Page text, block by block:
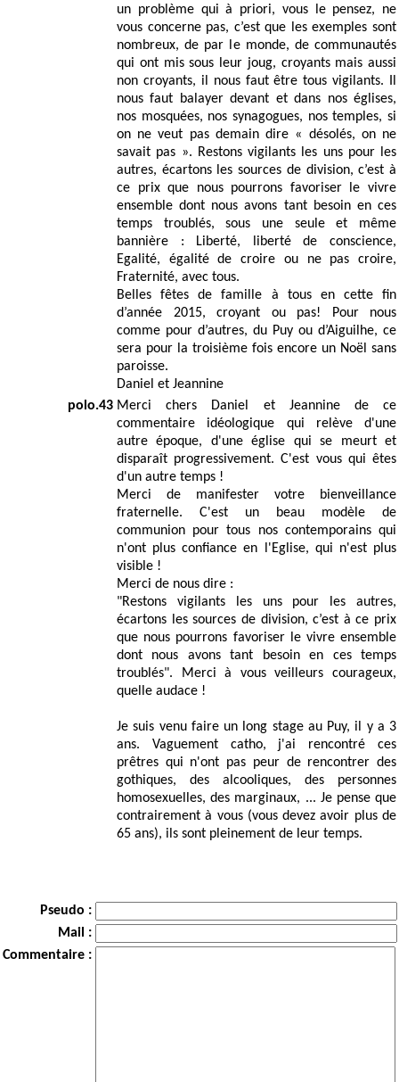
un problème qui à priori, vous le pensez, ne
vous concerne pas, c’est que les exemples sont
nombreux, de par le monde, de communautés
qui ont mis sous leur joug, croyants mais aussi
non croyants, il nous faut être tous vigilants. Il
nous faut balayer devant et dans nos églises,
nos mosquées, nos synagogues, nos temples, si
on ne veut pas demain dire « désolés, on ne
savait pas ». Restons vigilants les uns pour les
autres, écartons les sources de division, c’est à
ce prix que nous pourrons favoriser le vivre
ensemble dont nous avons tant besoin en ces
temps troublés, sous une seule et même
bannière : Liberté, liberté de conscience,
Egalité, égalité de croire ou ne pas croire,
Fraternité, avec tous.
Belles fêtes de famille à tous en cette fin
d’année 2015, croyant ou pas! Pour nous
comme pour d’autres, du Puy ou d’Aiguilhe, ce
sera pour la troisième fois encore un Noël sans
paroisse.
Daniel et Jeannine
polo.43 Merci chers Daniel et Jeannine de ce
commentaire idéologique qui relève d'une
autre époque, d'une église qui se meurt et
disparaît progressivement. C'est vous qui êtes
d'un autre temps !
Merci de manifester votre bienveillance
fraternelle. C'est un beau modèle de
communion pour tous nos contemporains qui
n'ont plus confiance en l'Eglise, qui n'est plus
visible !
Merci de nous dire :
"Restons vigilants les uns pour les autres,
écartons les sources de division, c’est à ce prix
que nous pourrons favoriser le vivre ensemble
dont nous avons tant besoin en ces temps
troublés". Merci à vous veilleurs courageux,
quelle audace !
Je suis venu faire un long stage au Puy, il y a 3
ans. Vaguement catho, j'ai rencontré ces
prêtres qui n'ont pas peur de rencontrer des
gothiques, des alcooliques, des personnes
homosexuelles, des marginaux, ... Je pense que
contrairement à vous (vous devez avoir plus de
65 ans), ils sont pleinement de leur temps.
Pseudo :
Mail :
Commentaire :